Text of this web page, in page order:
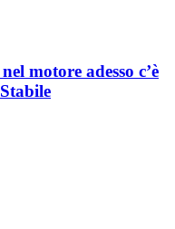
motore adesso c’è